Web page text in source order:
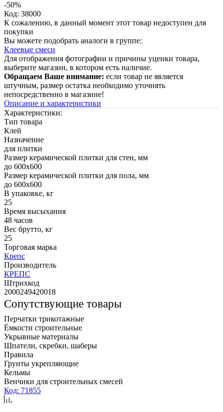
-50%
Код: 38000
К сожалению, в данный момент этот товар недоступен для
покупки
Вы можете подобрать аналоги в группе:
Клеевые смеси
Для отображения фотографии и причины уценки товара,
выберите магазин, в котором есть наличие.
Обращаем Ваше внимание: если товар не является
штучным, размер остатка необходимо уточнять
непосредственно в магазине!
Описание и характеристики
Характеристики:
Тип товара
Клей
Назначение
для плитки
Размер керамической плитки для стен, мм
до 600х600
Размер керамической плитки для пола, мм
до 600х600
В упаковке, кг
25
Время высыхания
48 часов
Вес брутто, кг
25
Торговая марка
Крепс
Производитель
КРЕПС
Штрихкод
2000249420018
Сопутствующие товары
Перчатки трикотажные
Ёмкости строительные
Укрывные материалы
Шпатели, скребки, шаберы
Правила
Грунты укрепляющие
Кельмы
Венчики для строительных смесей
Код: 71855